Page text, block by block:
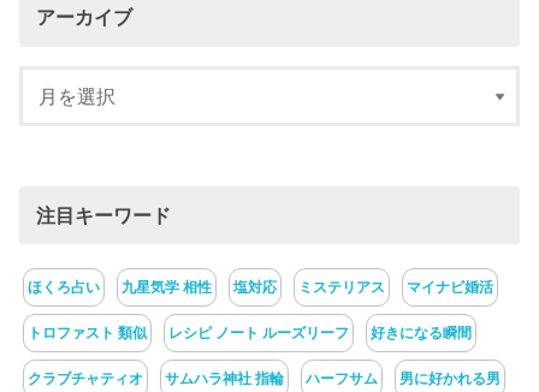
アーカイブ
注目キーワード
ほくろ占い 九星気学 相性 塩対応 ミステリアス マイナビ婚活
トロファスト 類似 レシピ ノート ルーズリーフ 好きになる瞬間
クラブチャティオ サムハラ神社 指輪 ハーフサム 男に好かれる男